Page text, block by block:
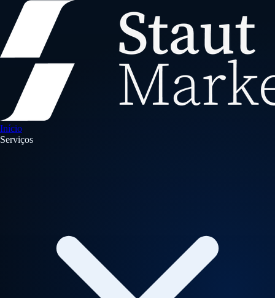
Início
Serviços